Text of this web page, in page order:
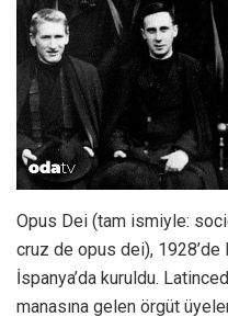
Opus Dei (tam ismiyle:
cruz de opus dei), 1928’de
İspanya’da kuruldu.
manasına gelen örgüt